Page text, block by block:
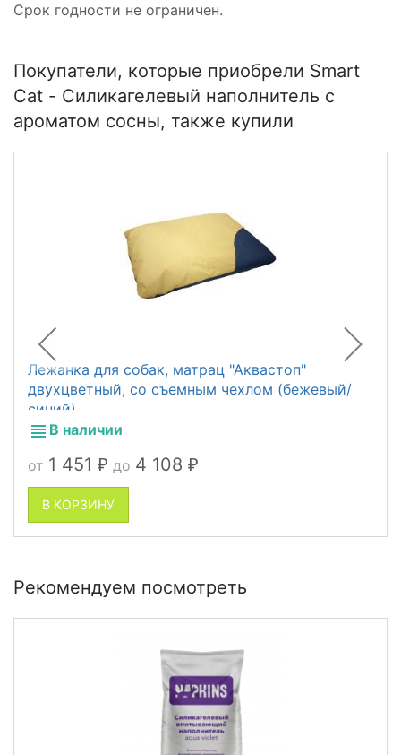
Срок годности не ограничен.
Покупатели, которые приобрели Smart
Cat - Силикагелевый наполнитель с
ароматом сосны, также купили
Лежанка для собак, матрац "Аквастоп"
двухцветный, со съемным чехлом (бежевый/
синий)
В наличии
от 1 451 ₽ до 4 108 ₽
В КОРЗИНУ
Рекомендуем посмотреть